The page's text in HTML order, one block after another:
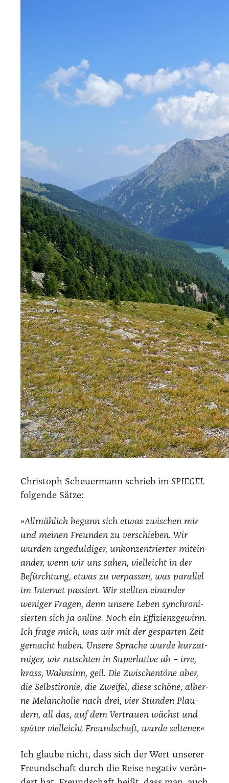
Chris­toph Scheu­er­mann schrieb im SPIEGEL
fol­gen­de Sät­ze:
»All­mäh­lich begann sich etwas zwi­schen mir
und mei­nen Freun­den zu ver­schie­ben. Wir
wur­den unge­dul­di­ger, unkon­zen­trier­ter mit­ein­
an­der, wenn wir uns sahen, viel­leicht in der
Befürch­tung, etwas zu ver­pas­sen, was par­al­lel
im Inter­net pas­siert. Wir stell­ten ein­an­der
weni­ger Fra­gen, denn unse­re Leben syn­chro­ni­
sier­ten sich ja online. Noch ein Effi­zi­enz­ge­winn.
Ich fra­ge mich, was wir mit der gespar­ten Zeit
gemacht haben. Unse­re Spra­che wur­de kurz­at­
mi­ger, wir rutsch­ten in Super­la­ti­ve ab – irre,
krass, Wahn­sinn, geil. Die Zwi­schen­tö­ne aber,
die Selbst­iro­nie, die Zwei­fel, die­se schö­ne, alber­
ne Melan­cho­lie nach drei, vier Stun­den Plau­
dern, all das, auf dem Ver­trau­en wächst und
spä­ter viel­leicht Freund­schaft, wur­de sel­te­ner.«
Ich glau­be nicht, dass sich der Wert unse­rer
Freund­schaft durch die Rei­se nega­tiv ver­än­